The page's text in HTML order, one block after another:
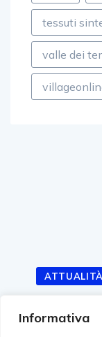
Informativa
tessuti
valle dei
ATTUALITÀ
Facchinetti